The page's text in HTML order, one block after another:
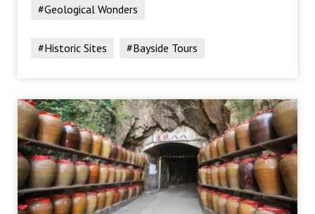
#Geological Wonders
#Historic Sites #Bayside Tours